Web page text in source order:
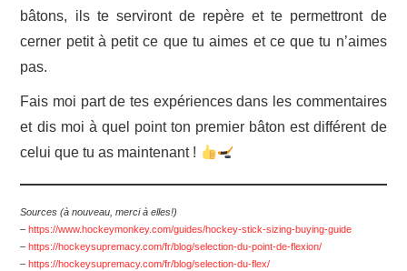
bâtons, ils te serviront de repère et te permettront de
cerner petit à petit ce que tu aimes et ce que tu n’aimes
pas.
Fais moi part de tes expériences dans les commentaires
et dis moi à quel point ton premier bâton est différent de
celui que tu as maintenant !
Sources (à nouveau, merci à elles!)
– https://www.hockeymonkey.com/guides/hockey-stick-sizing-buying-guide
– https://hockeysupremacy.com/fr/blog/selection-du-point-de-flexion/
– https://hockeysupremacy.com/fr/blog/selection-du-flex/